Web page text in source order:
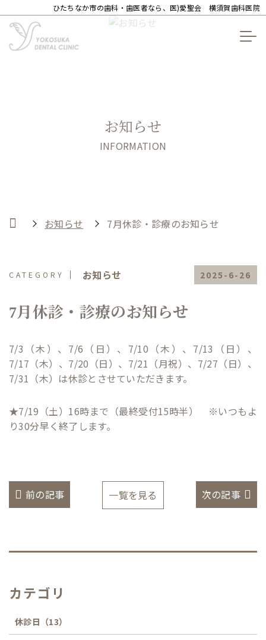
ひたちなか市の歯科・歯医者なら、医)愛聖会 横須賀歯科医院
お知らせ
INFORMATION
お知らせ 7月休診・診療のお知らせ
お知らせ 2025-6-26
7月休診・診療のお知らせ
7/3（木）、7/6（日）、7/10（木）、7/13（日）、
7/17（木）、7/20（日）、7/21（月祝）、7/27（日）、
7/31（木）は休診とさせていただきます。
★7/19（土）16時まで（最終受付15時半） ※いつもよ
り30分早く終了します。
前の記事 一覧を見る 次の記事
カテゴリ
休診日 （13）